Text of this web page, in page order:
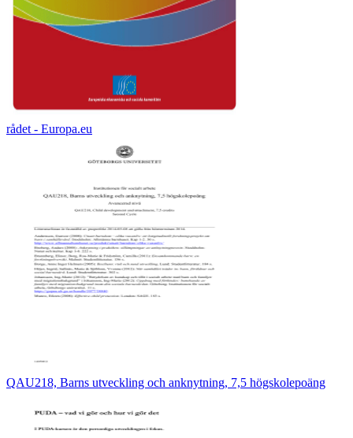
rådet - Europa.eu
QAU218, Barns utveckling och anknytning, 7,5 högskolepoäng